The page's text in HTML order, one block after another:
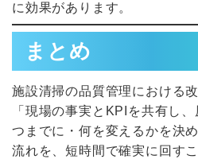
に効果があります。
まとめ
施設清掃の品質管理における
「現場の事実とKPIを共有し
つまでに・何を変えるかを決
流れを、短時間で確実に回すこ